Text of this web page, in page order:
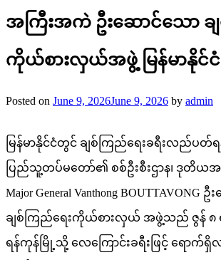
အကြီးအကဲ ဦးဆောင်သော ခ
ကိုယ်စားလှယ်အဖွဲ့ မြန်မာနိုင်
Posted on June 9, 2026June 9, 2026 by admin
မြန်မာနိုင်ငံတွင် ချစ်ကြည်ရေးခရီးလည်
ပြည်သူ့တပ်မတော်၏ စစ်ဦးစီးဌာန၊ ဒုတိယ
Major General Vanthong BOUTTAVONG
ချစ်ကြည်ရေးကိုယ်စားလှယ် အဖွဲ့သည် ဇွန် ၈
ရန်ကုန်မြို့သို့ လေကြောင်းခရီးဖြင့် ရောက်ရှိ